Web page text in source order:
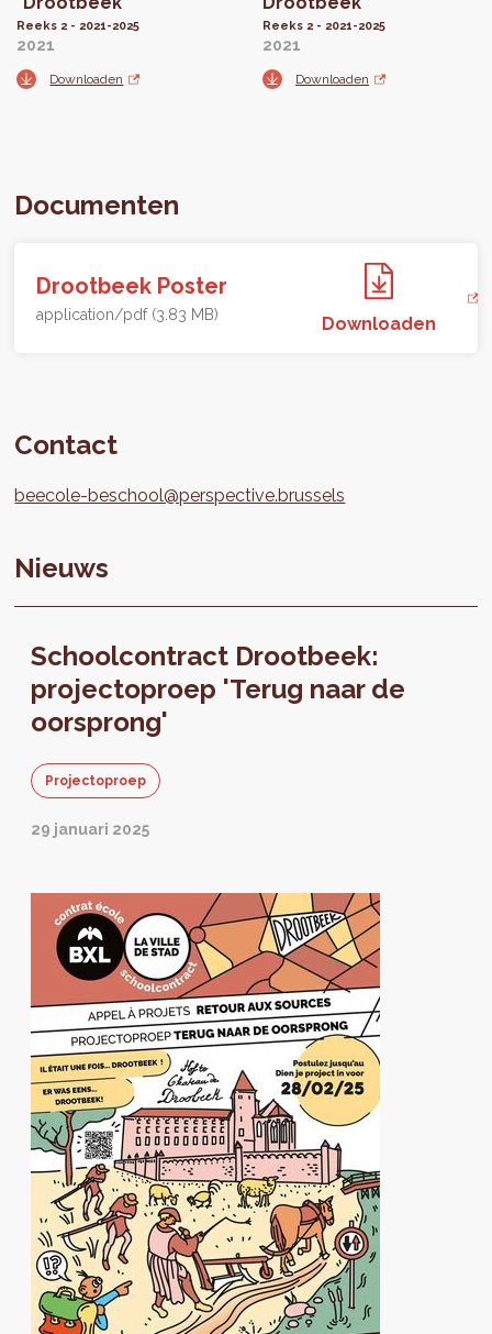
Reeks 2 - 2021-2025
2021
Downloaden
Reeks 2 - 2021-2025
2021
Downloaden
Documenten
Drootbeek Poster
application/pdf (3.83 MB) Downloaden
Contact
beecole-beschool@perspective.brussels
Nieuws
Schoolcontract Drootbeek:
projectoproep 'Terug naar de
oorsprong'
Projectoproep
29 januari 2025